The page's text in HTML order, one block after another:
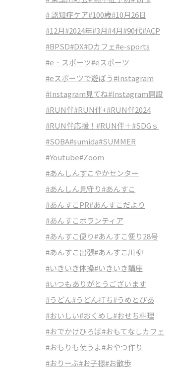
# 認知症ケア#100歳#10月26日
#12月#2024年#3月#4月#90代#ACP
#BPSD#DX#Dカフェ#e-sports
#e‐スポーツ#eスポーツ
#eスポーツで遊ぼう#Instagram
#Instagram見てね#Instagram開設
#RUN伴#RUN伴+#RUN伴2024
#RUN伴応援！ #RUN伴＋#SDGｓ
#SOBA#sumida#SUMMER
#Youtube#Zoom
#あんしんすこやかセンター
#あんしん見守り#あんすこ
#あんすこPR#あんすこだより
#あんすこボランティア
#あんすこ便り#あんすこ便り28号
#あんすこ出張#あんすこ川柳
#いきいき体操#いきいき講座
#いつもありがとうございます
#うどん#うどん打ち#うめとぴあ
#おいしい#おくめし#おせち料理
#おでかけひろば#おもてなしカフェ
#おもりも使うよ#おやつ作り
#おりーぶ#お子様#お散歩